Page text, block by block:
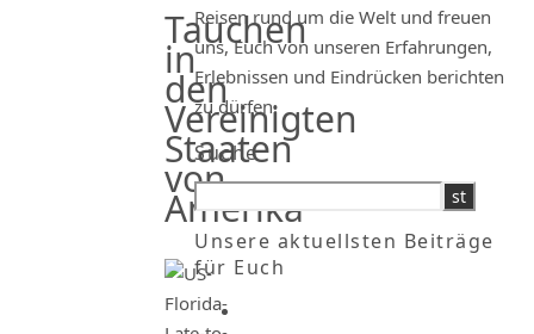
Tauchen
in
den
Vereinigten
Staaten
von
Amerika
Reisen rund um die Welt und freuen
uns, Euch von unseren Erfahrungen,
Erlebnissen und Eindrücken berichten
zu dürfen.
Suche
Unsere aktuellsten Beiträge
für Euch